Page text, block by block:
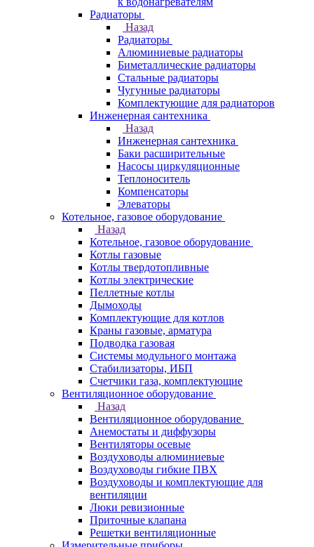
Радиаторы
Назад
Радиаторы
Алюминиевые радиаторы
Биметаллические радиаторы
Стальные радиаторы
Чугунные радиаторы
Комплектующие для радиаторов
Инженерная сантехника
Назад
Инженерная сантехника
Баки расширительные
Насосы циркуляционные
Теплоноситель
Компенсаторы
Элеваторы
Котельное, газовое оборудование
Назад
Котельное, газовое оборудование
Котлы газовые
Котлы твердотопливные
Котлы электрические
Пеллетные котлы
Дымоходы
Комплектующие для котлов
Краны газовые, арматура
Подводка газовая
Системы модульного монтажа
Стабилизаторы, ИБП
Счетчики газа, комплектующие
Вентиляционное оборудование
Назад
Вентиляционное оборудование
Анемостаты и диффузоры
Вентиляторы осевые
Воздуховоды алюминиевые
Воздуховоды гибкие ПВХ
Воздуховоды и комплектующие для
вентиляции
Люки ревизионные
Приточные клапана
Решетки вентиляционные